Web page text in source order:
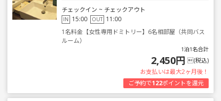
チェックイン ~ チェックアウト
IN 15:00 OUT 11:00
1名料金【女性専用ドミトリー】6名相部屋（共同バス
ルーム）
1泊1名合計
2,450円 (税込)
お支払いは最大2ヶ月後！
ご予約で122ポイントを還元